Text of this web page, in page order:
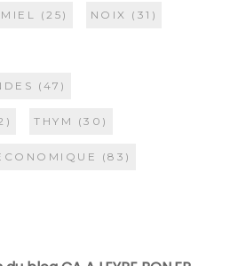
MIEL (25) NOIX (31)
(47)
THYM (30)
(83)